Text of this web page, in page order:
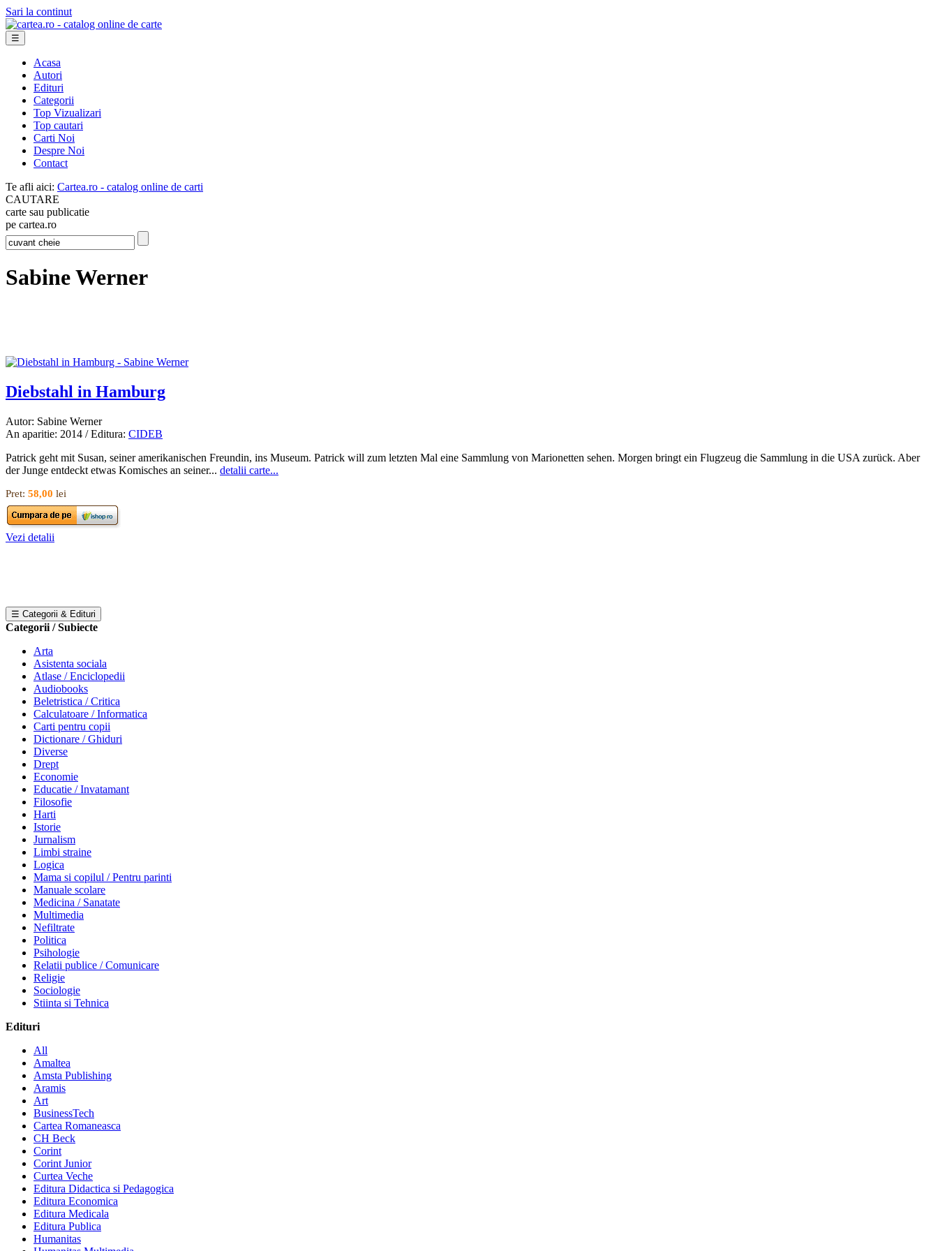
Sari la continut
☰
Acasa
Autori
Edituri
Categorii
Top Vizualizari
Top cautari
Carti Noi
Despre Noi
Contact
Te afli aici: Cartea.ro - catalog online de carti
CAUTARE
carte sau publicatie
pe cartea.ro
Sabine Werner
Diebstahl in Hamburg
Autor: Sabine Werner
An aparitie: 2014 / Editura: CIDEB
Patrick geht mit Susan, seiner amerikanischen Freundin, ins Museum. Patrick will zum letzten Mal eine Sammlung von Marionetten sehen. Morgen bringt ein Flugzeug die Sammlung in die USA zurück. Aber
der Junge entdeckt etwas Komisches an seiner... detalii carte...
Pret: 58,00 lei
Vezi detalii
☰ Categorii & Edituri
Categorii / Subiecte
Arta
Asistenta sociala
Atlase / Enciclopedii
Audiobooks
Beletristica / Critica
Calculatoare / Informatica
Carti pentru copii
Dictionare / Ghiduri
Diverse
Drept
Economie
Educatie / Invatamant
Filosofie
Harti
Istorie
Jurnalism
Limbi straine
Logica
Mama si copilul / Pentru parinti
Manuale scolare
Medicina / Sanatate
Multimedia
Nefiltrate
Politica
Psihologie
Relatii publice / Comunicare
Religie
Sociologie
Stiinta si Tehnica
Edituri
All
Amaltea
Amsta Publishing
Aramis
Art
BusinessTech
Cartea Romaneasca
CH Beck
Corint
Corint Junior
Curtea Veche
Editura Didactica si Pedagogica
Editura Economica
Editura Medicala
Editura Publica
Humanitas